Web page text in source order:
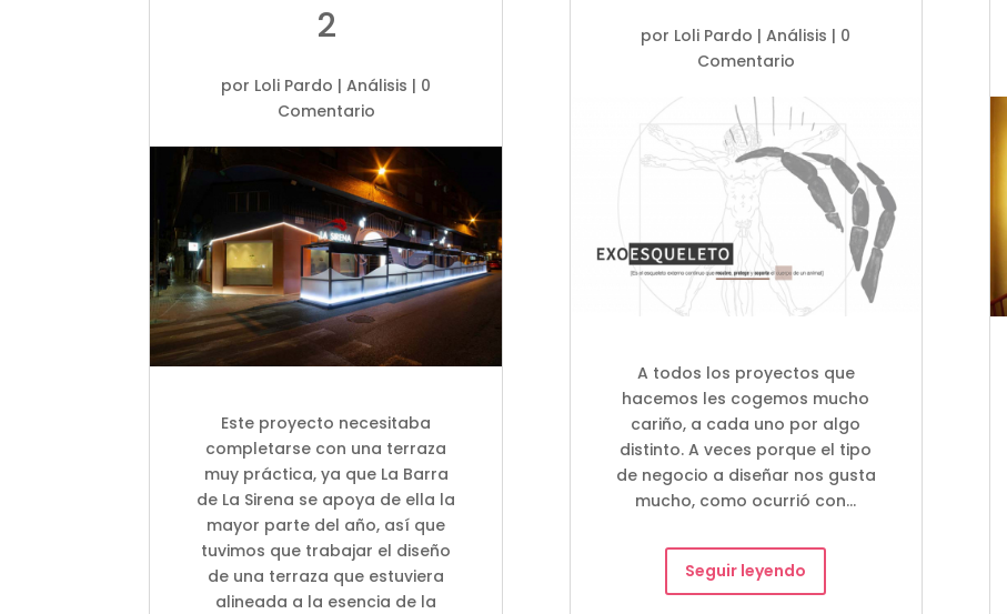
2
por Loli Pardo |Análisis | 0
Comentario
Este proyecto necesitaba
completarse con una terraza
muy práctica, ya que La Barra
de La Sirena se apoya de ella la
mayor parte del año, así que
tuvimos que trabajar el diseño
de una terraza que estuviera
alineada a la esencia de la
por Loli Pardo |Análisis | 0
Comentario
A todos los proyectos que
hacemos les cogemos mucho
cariño, a cada uno por algo
distinto. A veces porque el tipo
de negocio a diseñar nos gusta
mucho, como ocurrió con…
Seguir leyendo